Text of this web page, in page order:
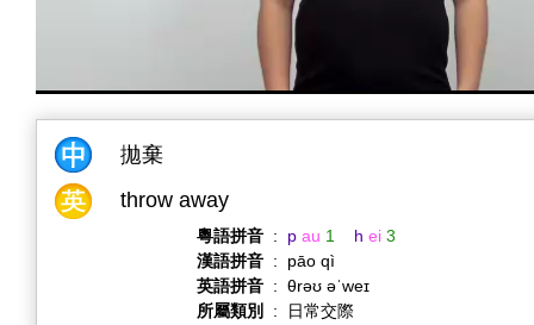
拋棄
throw away
粵語拼音 : p au 1 h ei 3
漢語拼音 :
pāo qì
英語拼音 : θrəʊ əˈweɪ
所屬類別
:
日常交際